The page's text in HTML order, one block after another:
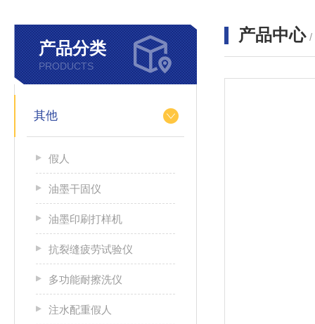
产品分类
PRODUCTS
其他
假人
油墨干固仪
油墨印刷打样机
抗裂缝疲劳试验仪
多功能耐擦洗仪
注水配重假人
产品中心 /